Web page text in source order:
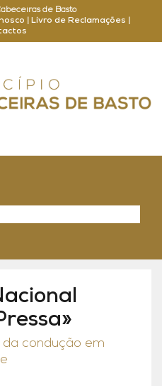
de Basto
Livro de Reclamações
condução em